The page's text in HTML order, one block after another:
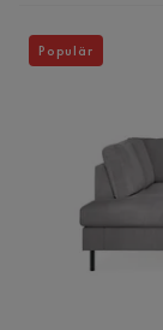
Populär